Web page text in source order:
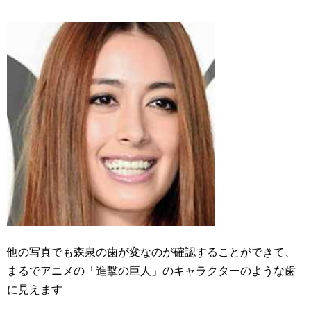
他の写真でも森泉の歯が変なのが確認することができて、
まるでアニメの「進撃の巨人」のキャラクターのような歯
に見えます